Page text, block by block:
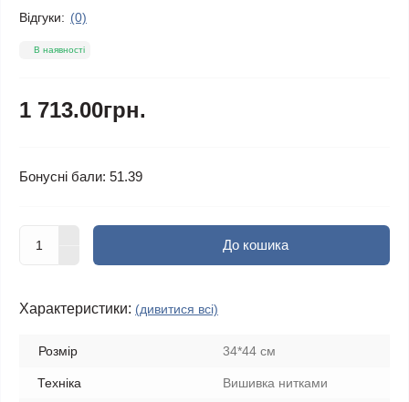
Відгуки: (0)
В наявності
1 713.00грн.
Бонусні бали: 51.39
До кошика
Характеристики: (дивитися всі)
Розмір 34*44 см
Техніка Вишивка нитками